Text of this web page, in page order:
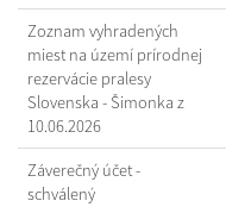
Zoznam vyhradených
miest na území prírodnej
rezervácie pralesy
Slovenska - Šimonka z
10.06.2026
Záverečný účet -
schválený